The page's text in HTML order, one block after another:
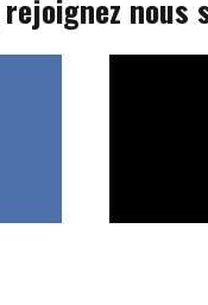
nous